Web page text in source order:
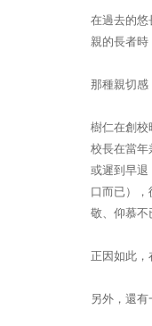
在過去的悠
親的長者時
那種親切感
樹仁在創校
校長在當年
或遲到早退
口而已）
敬、仰慕不
正因如此，
另外，還有